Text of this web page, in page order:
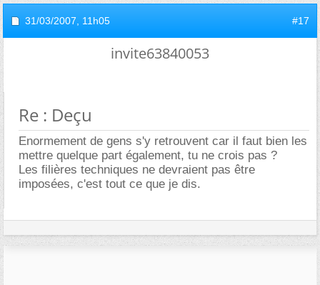
31/03/2007, 11h05 #17
invite63840053
Re : Deçu
Enormement de gens s'y retrouvent car il faut bien les
mettre quelque part également, tu ne crois pas ?
Les filières techniques ne devraient pas être
imposées, c'est tout ce que je dis.